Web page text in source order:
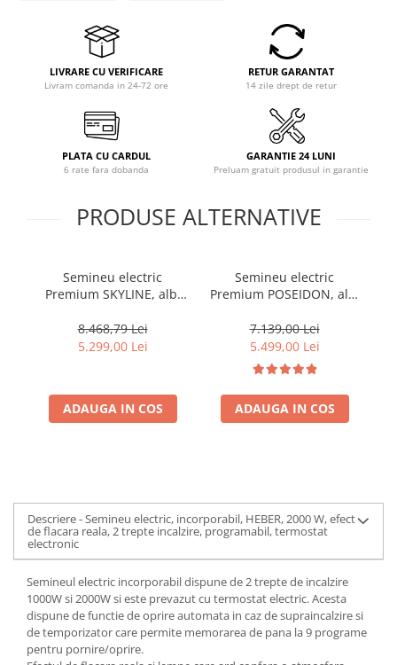
Echipamente de lucru
Betoniere si vibratoare beton
Accesorii beton
Generatoare
Produse uz casnic
LIVRARE CU VERIFICARE
Livram comanda in 24-72 ore
RETUR GARANTAT
14 zile drept de retur
PLATA CU CARDUL
6 rate fara dobanda
GARANTIE 24 LUNI
Preluam gratuit produsul in garantie
PRODUSE ALTERNATIVE
Semineu electric
Premium SKYLINE, alb,
:600*1800*330 mm, efect
3D, telecomanda
8.468,79 Lei
5.299,00 Lei
ADAUGA IN COS
Semineu electric
Premium POSEIDON, alb,
:700*2000*330 mm, efect
3D, telecomanda
7.139,00 Lei
5.499,00 Lei
ADAUGA IN COS
Descriere - Semineu electric, incorporabil, HEBER, 2000 W, efect
de flacara reala, 2 trepte incalzire, programabil, termostat
electronic
Semineul electric incorporabil dispune de 2 trepte de incalzire
1000W si 2000W si este prevazut cu termostat electric. Acesta
dispune de functie de oprire automata in caz de supraincalzire si
de temporizator care permite memorarea de pana la 9 programe
pentru pornire/oprire.